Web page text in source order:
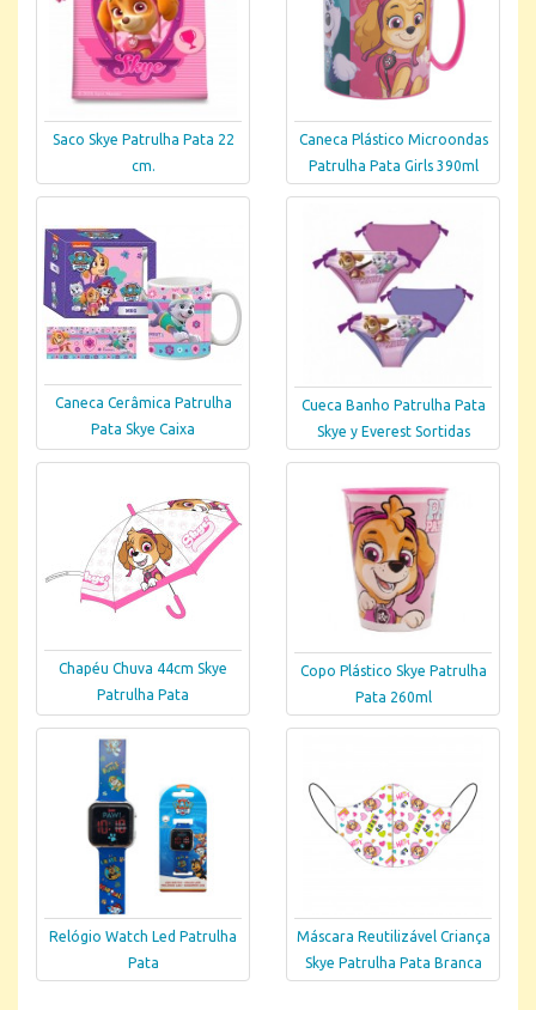
Saco Skye Patrulha Pata 22
cm.
Caneca Plástico Microondas
Patrulha Pata Girls 390ml
Caneca Cerâmica Patrulha
Pata Skye Caixa
Cueca Banho Patrulha Pata
Skye y Everest Sortidas
Chapéu Chuva 44cm Skye
Patrulha Pata
Copo Plástico Skye Patrulha
Pata 260ml
Relógio Watch Led Patrulha
Pata
Máscara Reutilizável Criança
Skye Patrulha Pata Branca